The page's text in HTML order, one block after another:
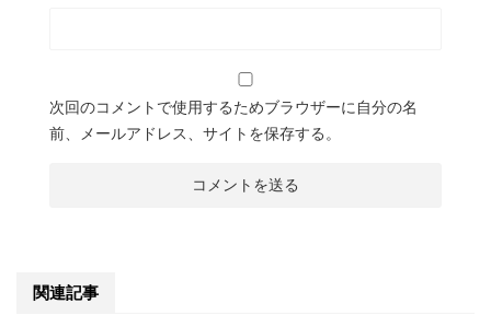
次回のコメントで使用するためブラウザーに自分の名
前、メールアドレス、サイトを保存する。
関連記事